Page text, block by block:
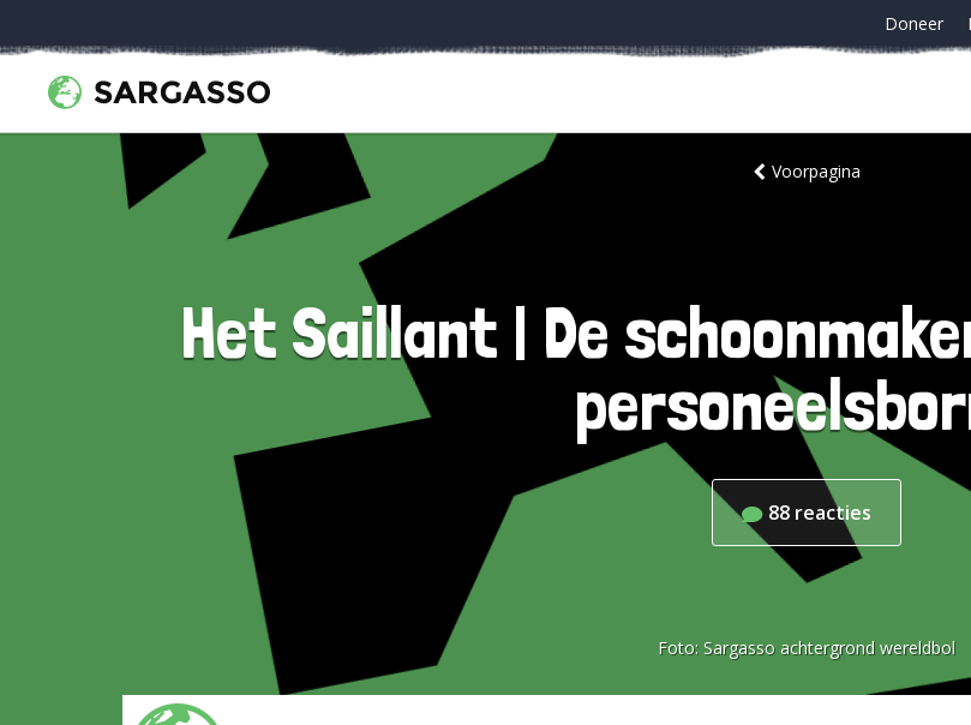
Doneer
Voorpagina
Het Saillant | De
88 reacties
Foto: Sargasso achtergrond wereldbol